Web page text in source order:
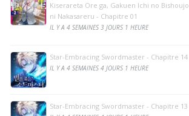
Kiserareta Ore ga, Gakuen Ichi no Bishoujo
ni Nakasareru - Chapitre 01
IL Y A 4 SEMAINES 3 JOURS 1 HEURE
Star-Embracing Swordmaster - Chapitre 14
IL Y A 4 SEMAINES 4 JOURS 1 HEURE
Star-Embracing Swordmaster - Chapitre 13